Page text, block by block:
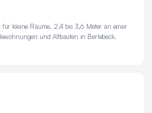
für kleine Räume. 2,4 bis 3,6 Meter an einer
und Altbauten in Berlebeck.